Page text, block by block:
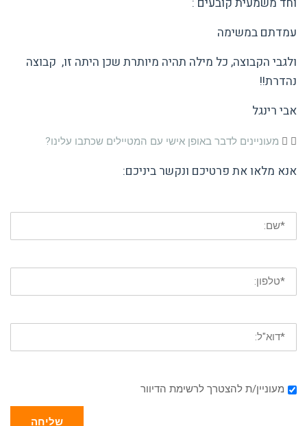
עמדתם במשימה
ולגבי הקבוצה, כל מילה תהיה מיותרת שכן היתה זו, קבוצה
נהדרת!!
אבי רינגל
מעוניינים לדבר באופן אישי עם המטיילים שכתבו עלינו?
אנא מלאו את פרטיכם ונקשר ביניכם:
מעוניין/ת להצטרך לרשימת הדיוור
שליחה